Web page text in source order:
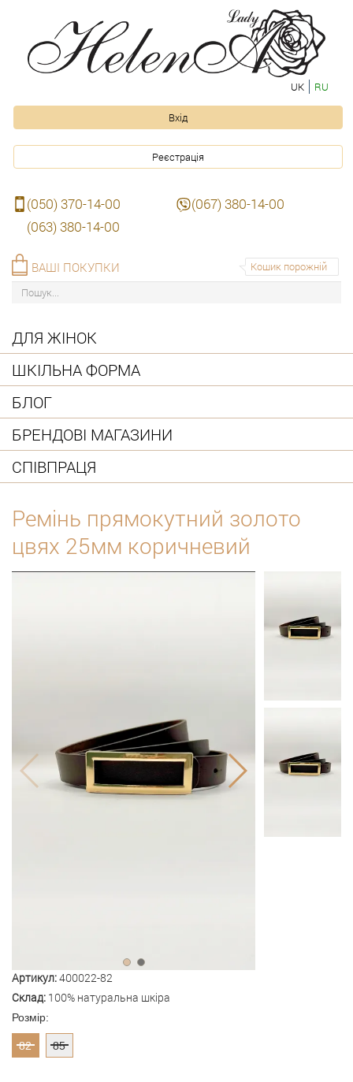
UK RU
Вхід
Реєстрація
(050) 370-14-00
(067) 380-14-00
(063) 380-14-00
Кошик порожній
ВАШІ ПОКУПКИ
ДЛЯ ЖІНОК
ШКІЛЬНА ФОРМА
БЛОГ
БРЕНДОВІ МАГАЗИНИ
СПІВПРАЦЯ
Ремінь прямокутний золото
цвях 25мм коричневий
Артикул:400022-82
Склад: 100% натуральна шкіра
Розмір:
82 85